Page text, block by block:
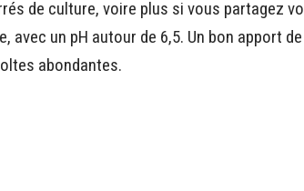
de culture, voire plus si vous partagez
avec un pH autour de 6,5. Un bon apport
abondantes.